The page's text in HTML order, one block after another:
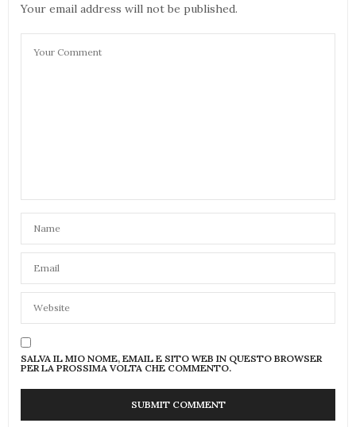
Your email address will not be published.
SALVA IL MIO NOME, EMAIL E SITO WEB IN QUESTO BROWSER
PER LA PROSSIMA VOLTA CHE COMMENTO.